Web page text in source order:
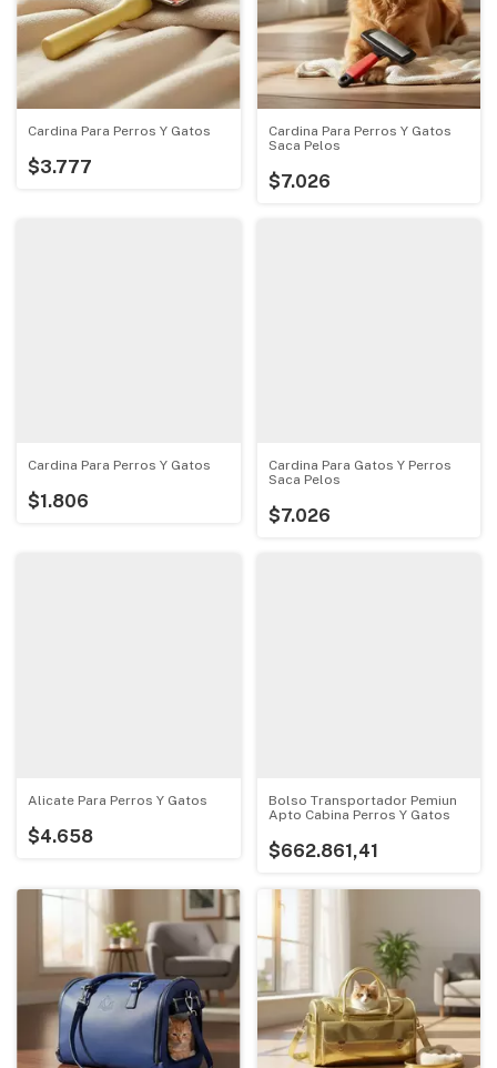
Cardina Para Perros Y Gatos
$3.777
Cardina Para Perros Y Gatos
Saca Pelos
$7.026
Cardina Para Perros Y Gatos
$1.806
Cardina Para Gatos Y Perros
Saca Pelos
$7.026
Alicate Para Perros Y Gatos
$4.658
Bolso Transportador Pemiun
Apto Cabina Perros Y Gatos
$662.861,41